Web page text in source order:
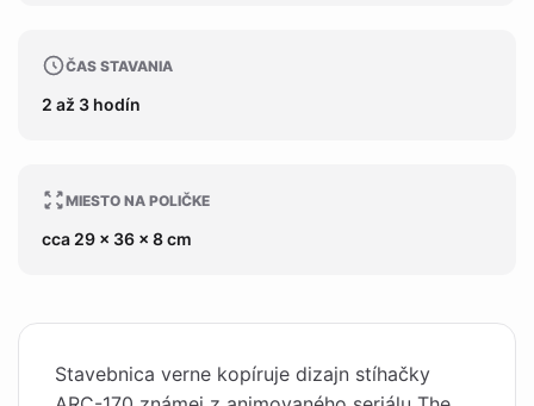
ČAS STAVANIA
2 až 3 hodín
MIESTO NA POLIČKE
cca 29 x 36 x 8 cm
Stavebnica verne kopíruje dizajn stíhačky